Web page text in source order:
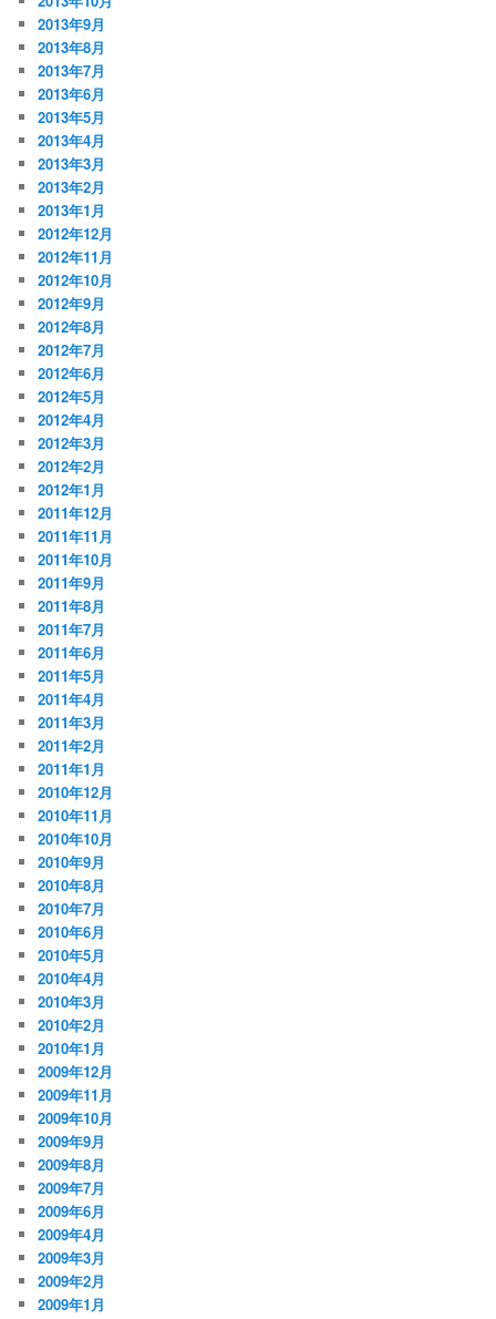
2013年9月
2013年8月
2013年7月
2013年6月
2013年5月
2013年4月
2013年3月
2013年2月
2013年1月
2012年12月
2012年11月
2012年10月
2012年9月
2012年8月
2012年7月
2012年6月
2012年5月
2012年4月
2012年3月
2012年2月
2012年1月
2011年12月
2011年11月
2011年10月
2011年9月
2011年8月
2011年7月
2011年6月
2011年5月
2011年4月
2011年3月
2011年2月
2011年1月
2010年12月
2010年11月
2010年10月
2010年9月
2010年8月
2010年7月
2010年6月
2010年5月
2010年4月
2010年3月
2010年2月
2010年1月
2009年12月
2009年11月
2009年10月
2009年9月
2009年8月
2009年7月
2009年6月
2009年4月
2009年3月
2009年2月
2009年1月